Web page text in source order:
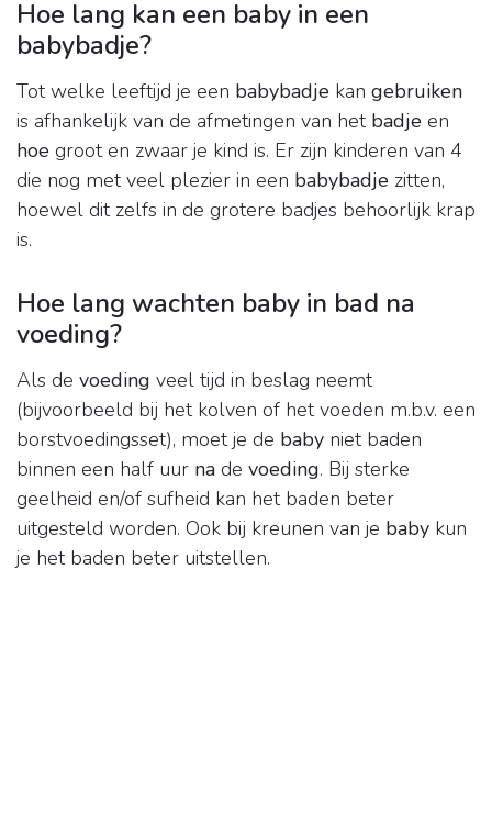
Hoe lang kan een baby in een
babybadje?
Tot welke leeftijd je een babybadje kan gebruiken
is afhankelijk van de afmetingen van het badje en
hoe groot en zwaar je kind is. Er zijn kinderen van 4
die nog met veel plezier in een babybadje zitten,
hoewel dit zelfs in de grotere badjes behoorlijk krap
is.
Hoe lang wachten baby in bad na
voeding?
Als de voeding veel tijd in beslag neemt
(bijvoorbeeld bij het kolven of het voeden m.b.v. een
borstvoedingsset), moet je de baby niet baden
binnen een half uur na de voeding. Bij sterke
geelheid en/of sufheid kan het baden beter
uitgesteld worden. Ook bij kreunen van je baby kun
je het baden beter uitstellen.